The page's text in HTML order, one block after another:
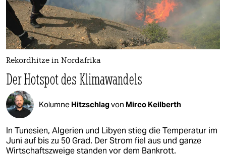
nord
wahrheit
verlag
veranstaltungen
shop
fragen & hilfe
Rekordhitze in Nordafrika
Der Hotspot des Klimawandels
Kolumne Hitzschlagvon Mirco Keilberth
In Tunesien, Algerien und Libyen stieg die Temperatur im
Juni auf bis zu 50 Grad. Der Strom fiel aus und ganze
Wirtschaftszweige standen vor dem Bankrott.